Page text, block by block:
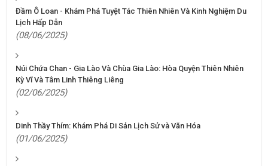
Đầm Ô Loan - Khám Phá Tuyệt Tác Thiên Nhiên Và Kinh Nghiệm Du
Lịch Hấp Dẫn
(08/06/2025)
Núi Chứa Chan - Gia Lào Và Chùa Gia Lào: Hòa Quyện Thiên Nhiên
Kỳ Vĩ Và Tâm Linh Thiêng Liêng
(02/06/2025)
Dinh Thầy Thím: Khám Phá Di Sản Lịch Sử và Văn Hóa
(01/06/2025)